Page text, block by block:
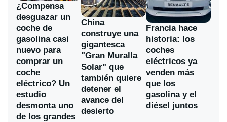
¿Compensa
desguazar un
coche de
gasolina casi
nuevo para
comprar un
coche
eléctrico? Un
estudio
desmonta uno
de los grandes
China
construye una
gigantesca
"Gran Muralla
Solar" que
también quiere
detener el
avance del
desierto
Francia hace
historia: los
coches
eléctricos ya
venden más
que los
gasolina y el
diésel juntos